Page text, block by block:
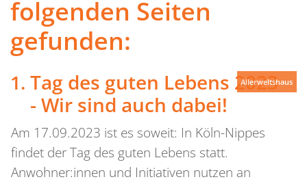
folgenden Seiten
gefunden:
Tag des guten Lebens 2023
- Wir sind auch dabei!
Am 17.09.2023 ist es soweit: In Köln-Nippes
findet der Tag des guten Lebens statt.
Anwohner:innen und Initiativen nutzen an
Allerweltshaus